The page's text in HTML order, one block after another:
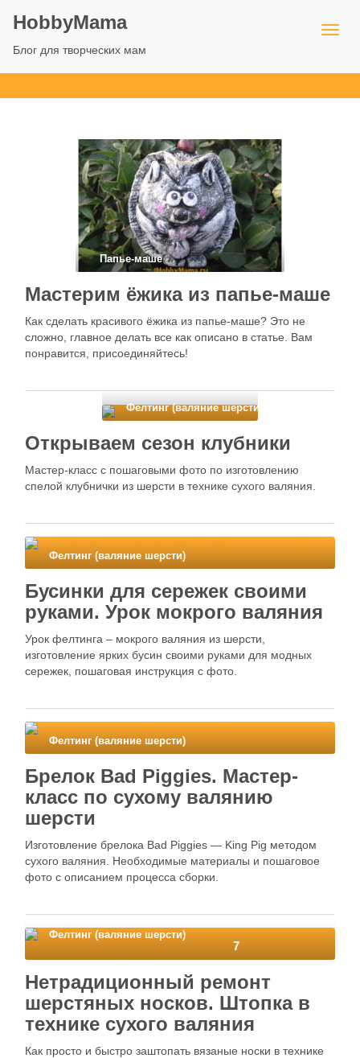
HobbyMama
Блог для творческих мам
Папье-маше
Мастерим ёжика из папье-маше
Как сделать красивого ёжика из папье-маше? Это не
сложно, главное делать все как описано в статье. Вам
понравится, присоединяйтесь!
Фелтинг (валяние шерсти)
Открываем сезон клубники
Мастер-класс с пошаговыми фото по изготовлению
спелой клубнички из шерсти в технике сухого валяния.
Фелтинг (валяние шерсти)
Бусинки для сережек своими
руками. Урок мокрого валяния
Урок фелтинга – мокрого валяния из шерсти,
изготовление ярких бусин своими руками для модных
сережек, пошаговая инструкция с фото.
Фелтинг (валяние шерсти)
Брелок Bad Piggies. Мастер-
класс по сухому валянию
шерсти
Изготовление брелока Bad Piggies — King Pig методом
сухого валяния. Необходимые материалы и пошаговое
фото с описанием процесса сборки.
Фелтинг (валяние шерсти)
7
Нетрадиционный ремонт
шерстяных носков. Штопка в
технике сухого валяния
Как просто и быстро заштопать вязаные носки в технике